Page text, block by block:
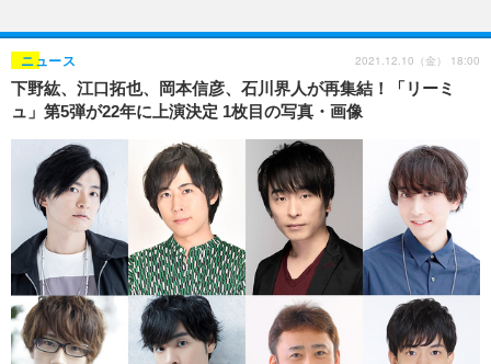
ゲーム グッズ
海外イベント ビジネス
俳優・タレント アーティスト
ビジネス
アニメ 実写
書評 イベント
ゲーム 座談会
動画
アニメ 映画/ドラマ
アニメ！アニメ！TV ABEMA Cafe
連載・コラム
下野紘、江口拓也、岡本信彦、石川界人が再集結！「リーミ
ュ」第5弾が22年に上演決定 1枚目の写真・画像
ニュース 2021.12.10（金） 18:00